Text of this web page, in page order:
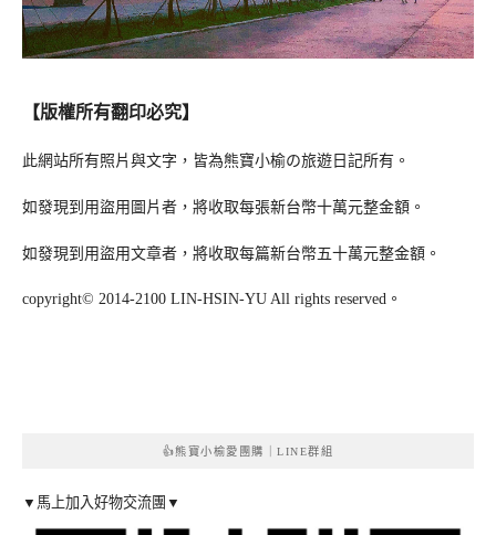
【版權所有翻印必究】
此網站所有照片與文字，皆為熊寶小榆の旅遊日記所有。
如發現到用盜用圖片者，將收取每張新台幣十萬元整金額。
如發現到用盜用文章者，將收取每篇新台幣五十萬元整金額。
copyright© 2014-2100 LIN-HSIN-YU All rights reserved。
👍熊寶小榆愛團購｜LINE群組
▼馬上加入好物交流團▼